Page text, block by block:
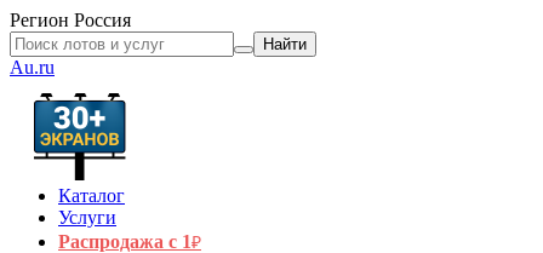
Регион Россия
Найти
Au.ru
Каталог
Услуги
Распродажа с 1₽